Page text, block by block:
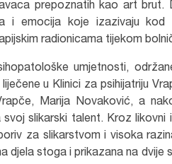
prepoznatih kao art
i emocija koje izazivaju kod
radionicama tijekom
umjetnosti,
u Klinici za psihijatriju
Marija Novaković, a
slikarski talent. Kroz
za slikarstvom i visoka
djela stoga i prikazana na